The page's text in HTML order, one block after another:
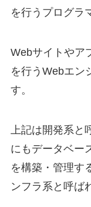
を行うプログラ
Webサイトやア
を行うWebエン
す。
上記は開発系
にもデータベー
を構築・管理す
ンフラ系と呼ば